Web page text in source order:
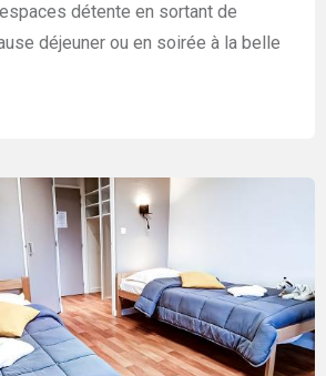
détente en sortant de
déjeuner ou en soirée à la belle